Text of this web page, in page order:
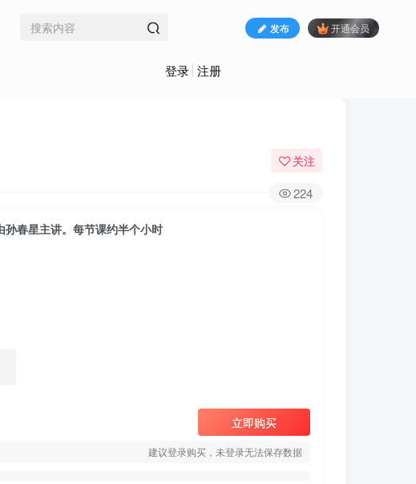
发布 开通会员
登录 注册
关注
224
春星主讲。每节课约半个小时
立即购买
建议登录购买，未登录无法保存数据